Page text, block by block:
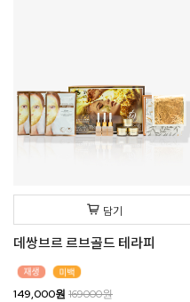
담기
데쌍브르 르브골드 테라피
149,000원 169000원